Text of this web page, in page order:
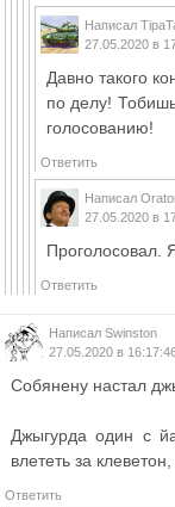
Написал
27.05.2020 в
Давно такого
по делу!
голосованию!
Ответить
Написал
27.05.2020 в
Проголосовал.
Ответить
Написал Swinston
27.05.2020 в
Собянену настал
Джыгурда один с
влететь за
Ответить